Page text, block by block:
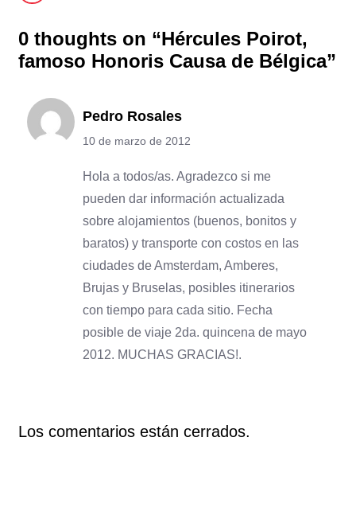
0 thoughts on “Hércules Poirot,
famoso Honoris Causa de Bélgica”
Pedro Rosales
10 de marzo de 2012
Hola a todos/as. Agradezco si me
pueden dar información actualizada
sobre alojamientos (buenos, bonitos y
baratos) y transporte con costos en las
ciudades de Amsterdam, Amberes,
Brujas y Bruselas, posibles itinerarios
con tiempo para cada sitio. Fecha
posible de viaje 2da. quincena de mayo
2012. MUCHAS GRACIAS!.
Los comentarios están cerrados.